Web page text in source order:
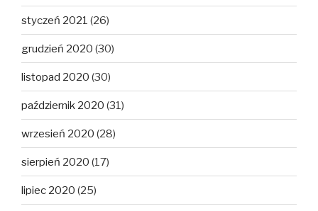
styczeń 2021 (26)
grudzień 2020 (30)
listopad 2020 (30)
październik 2020 (31)
wrzesień 2020 (28)
sierpień 2020 (17)
lipiec 2020 (25)